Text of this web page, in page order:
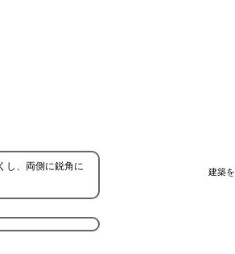
建築
し、両側に鋭角に